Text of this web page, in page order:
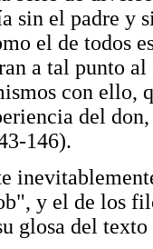
sin el padre y
el de todos
a tal punto al
con ello,
del
146).
y el de los
glosa del